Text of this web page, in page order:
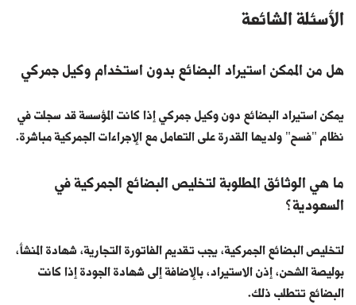
الأسئلة الشائعة
هل من الممكن استيراد البضائع بدون استخدام وكيل جمركي
يمكن استيراد البضائع دون وكيل جمركي إذا كانت المؤسسة قد سجلت في
نظام "فسح" ولديها القدرة على التعامل مع الإجراءات الجمركية مباشرة.
ما هي الوثائق المطلوبة لتخليص البضائع الجمركية في
السعودية؟
لتخليص البضائع الجمركية، يجب تقديم الفاتورة التجارية، شهادة المنشأ،
بوليصة الشحن، إذن الاستيراد، بالإضافة إلى شهادة الجودة إذا كانت
البضائع تتطلب ذلك.